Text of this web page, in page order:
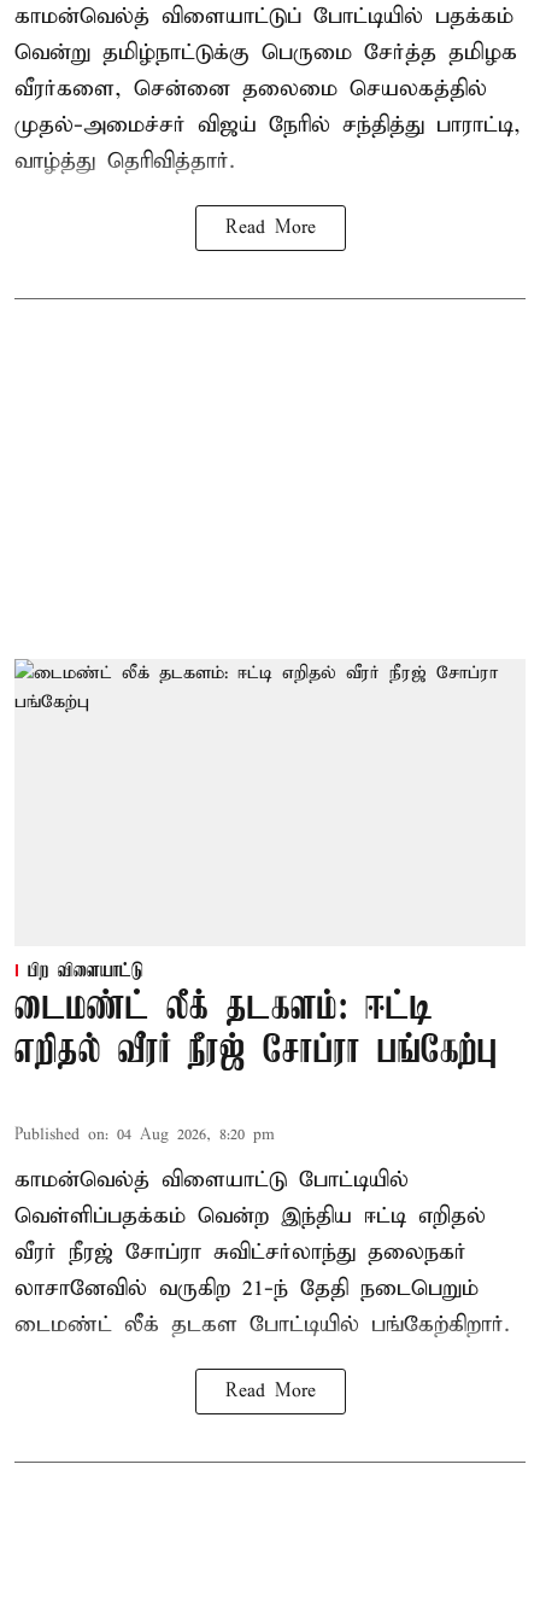
காமன்வெல்த் விளையாட்டுப் போட்டியில் பதக்கம்
வென்று தமிழ்நாட்டுக்கு பெருமை சேர்த்த தமிழக
வீரர்களை, சென்னை தலைமை செயலகத்தில்
முதல்-அமைச்சர் விஜய் நேரில் சந்தித்து பாராட்டி,
வாழ்த்து தெரிவித்தார்.
Read More
பிற விளையாட்டு
டைமண்ட் லீக் தடகளம்: ஈட்டி
எறிதல் வீரர் நீரஜ் சோப்ரா பங்கேற்பு
Published on: 04 Aug 2026, 8:20 pm
காமன்வெல்த் விளையாட்டு போட்டியில்
வெள்ளிப்பதக்கம் வென்ற இந்திய ஈட்டி எறிதல்
வீரர் நீரஜ் சோப்ரா சுவிட்சர்லாந்து தலைநகர்
லாசானேவில் வருகிற 21-ந் தேதி நடைபெறும்
டைமண்ட் லீக் தடகள போட்டியில் பங்கேற்கிறார்.
Read More